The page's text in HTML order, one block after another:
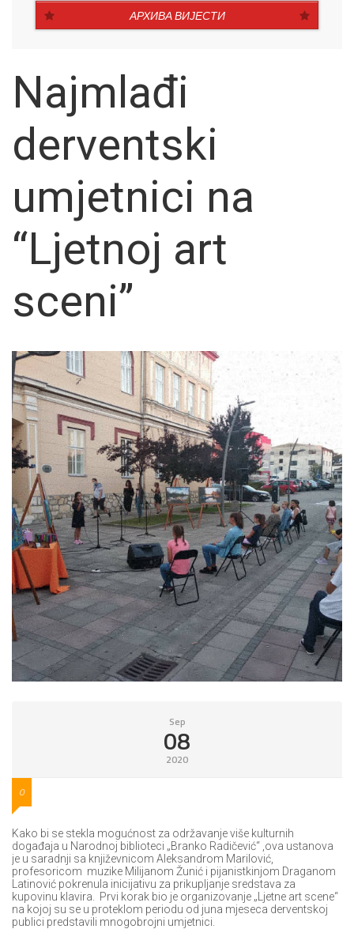
АРХИВА ВИЈЕСТИ
Najmlađi
derventski
umjetnici na
“Ljetnoj art
sceni”
Sep
08
2020
0
Kako bi se stekla mogućnost za održavanje više kulturnih
događaja u Narodnoj biblioteci „Branko Radičević“ ,ova ustanova
je u saradnji sa književnicom Aleksandrom Marilović,
profesoricom muzike Milijanom Žunić i pijanistkinjom Draganom
Latinović pokrenula inicijativu za prikupljanje sredstava za
kupovinu klavira. Prvi korak bio je organizovanje „Ljetne art scene“
na kojoj su se u proteklom periodu od juna mjeseca derventskoj
publici predstavili mnogobrojni umjetnici.